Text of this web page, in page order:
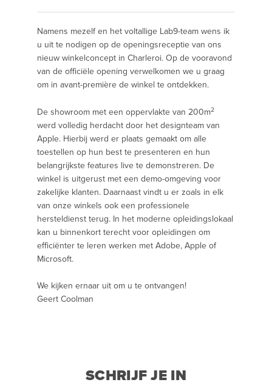
Namens mezelf en het voltallige Lab9-team wens ik
u uit te nodigen op de openingsreceptie van ons
nieuw winkelconcept in Charleroi. Op de vooravond
van de officiële opening verwelkomen we u graag
om in avant-première de winkel te ontdekken.
De showroom met een oppervlakte van 200m2
werd volledig herdacht door het designteam van
Apple. Hierbij werd er plaats gemaakt om alle
toestellen op hun best te presenteren en hun
belangrijkste features live te demonstreren. De
winkel is uitgerust met een demo-omgeving voor
zakelijke klanten. Daarnaast vindt u er zoals in elk
van onze winkels ook een professionele
hersteldienst terug. In het moderne opleidingslokaal
kan u binnenkort terecht voor opleidingen om
efficiënter te leren werken met Adobe, Apple of
Microsoft.
We kijken ernaar uit om u te ontvangen!
Geert Coolman
SCHRIJF JE IN